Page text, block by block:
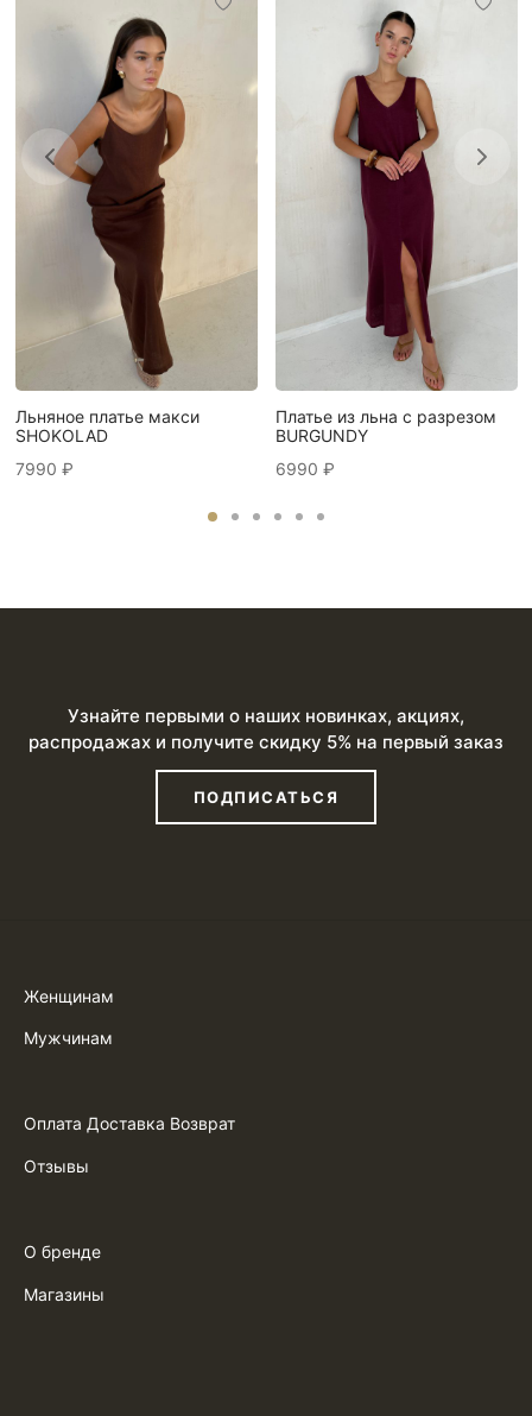
Льняное платье макси
SHOKOLAD
7990 ₽
Платье из льна с разрезом
BURGUNDY
6990 ₽
Узнайте первыми о наших новинках, акциях,
распродажах и получите скидку 5% на первый заказ
ПОДПИСАТЬСЯ
Женщинам
Мужчинам
Оплата Доставка Возврат
Отзывы
О бренде
Магазины